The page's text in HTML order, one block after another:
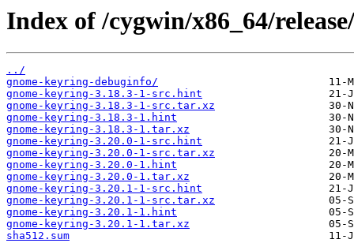
Index of /cygwin/x86_64/
../
gnome-keyring-debuginfo/
gnome-keyring-3.18.3-1-src.hint
gnome-keyring-3.18.3-1-src.tar.xz
gnome-keyring-3.18.3-1.hint
gnome-keyring-3.18.3-1.tar.xz
gnome-keyring-3.20.0-1-src.hint
gnome-keyring-3.20.0-1-src.tar.xz
gnome-keyring-3.20.0-1.hint
gnome-keyring-3.20.0-1.tar.xz
gnome-keyring-3.20.1-1-src.hint
gnome-keyring-3.20.1-1-src.tar.xz
gnome-keyring-3.20.1-1.hint
gnome-keyring-3.20.1-1.tar.xz
sha512.sum